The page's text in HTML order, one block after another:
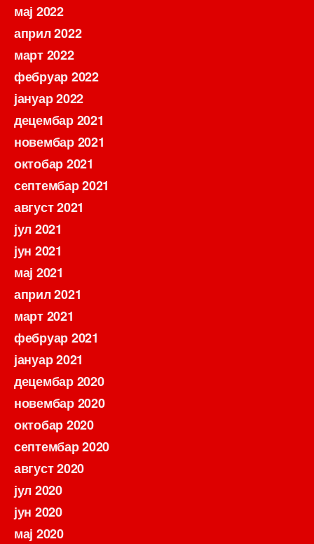
мај 2022
април 2022
март 2022
фебруар 2022
јануар 2022
децембар 2021
новембар 2021
октобар 2021
септембар 2021
август 2021
јул 2021
јун 2021
мај 2021
април 2021
март 2021
фебруар 2021
јануар 2021
децембар 2020
новембар 2020
октобар 2020
септембар 2020
август 2020
јул 2020
јун 2020
мај 2020